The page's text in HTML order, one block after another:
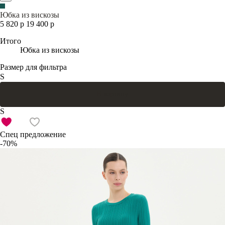
Юбка из вискозы
5 820 р 19 400 р
Итого
Юбка из вискозы
Размер для фильтра
S
S
Спец предложение
-70%